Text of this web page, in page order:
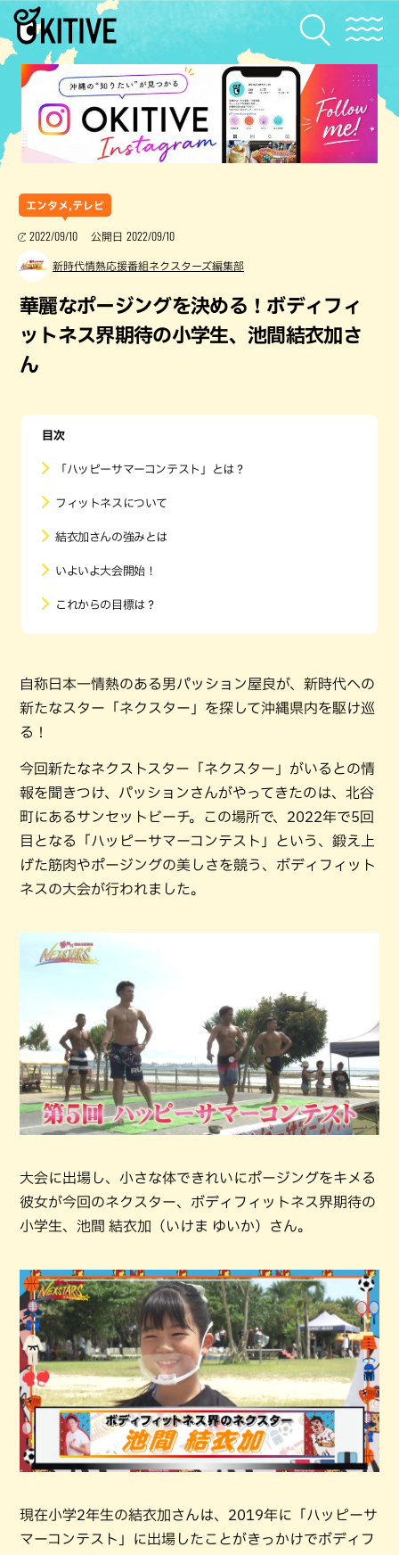
エンタメ,テレビ
2022/09/10 公開日 2022/09/10
新時代情熱応援番組ネクスターズ編集部
華麗なポージングを決める！ボディフィ
ットネス界期待の小学生、池間結衣加さ
ん
目次
「ハッピーサマーコンテスト」とは？
フィットネスについて
結衣加さんの強みとは
いよいよ大会開始！
これからの目標は？
自称日本一情熱のある男パッション屋良が、新時代への
新たなスター「ネクスター」を探して沖縄県内を駆け巡
る！
今回新たなネクストスター「ネクスター」がいるとの情
報を聞きつけ、パッションさんがやってきたのは、北谷
町にあるサンセットビーチ。この場所で、2022年で5回
目となる「ハッピーサマーコンテスト」という、鍛え上
げた筋肉やポージングの美しさを競う、ボディフィット
ネスの大会が行われました。
大会に出場し、小さな体できれいにポージングをキメる
彼女が今回のネクスター、ボディフィットネス界期待の
小学生、池間 結衣加（いけま ゆいか）さん。
現在小学2年生の結衣加さんは、2019年に「ハッピーサ
マーコンテスト」に出場したことがきっかけでボディフ